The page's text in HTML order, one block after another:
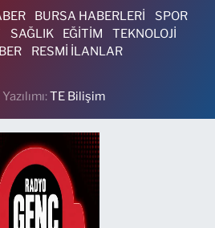
BURSA HABERLERİ
SPOR
SAĞLIK EĞİTİM
TEKNOLOJİ
RESMİ İLANLAR
TE Bilişim